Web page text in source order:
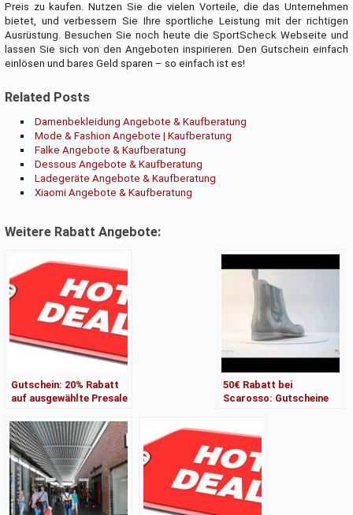
Preis zu kaufen. Nutzen Sie die vielen Vorteile, die das Unternehmen
bietet, und verbessern Sie Ihre sportliche Leistung mit der richtigen
Ausrüstung. Besuchen Sie noch heute die SportScheck Webseite und
lassen Sie sich von den Angeboten inspirieren. Den Gutschein einfach
einlösen und bares Geld sparen – so einfach ist es!
Related Posts
Damenbekleidung Angebote & Kaufberatung
Mode & Fashion Angebote | Kaufberatung
Falke Angebote & Kaufberatung
Dessous Angebote & Kaufberatung
Ladegeräte Angebote & Kaufberatung
Xiaomi Angebote & Kaufberatung
Weitere Rabatt Angebote:
Gutschein: 20% Rabatt
auf ausgewählte Presale
50€ Rabatt bei
Scarosso: Gutscheine